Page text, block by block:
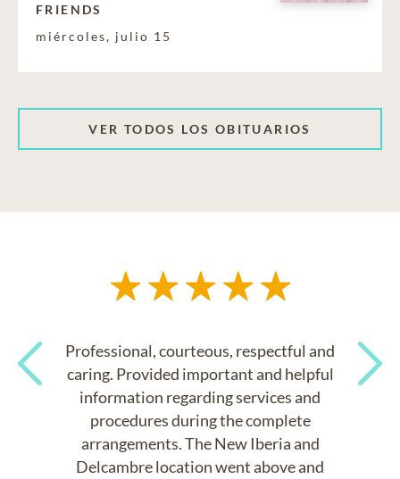
FRIENDS
miércoles, julio 15
VER TODOS LOS OBITUARIOS
Professional, courteous, respectful and
caring. Provided important and helpful
information regarding services and
procedures during the complete
arrangements. The New Iberia and
Delcambre location went above and